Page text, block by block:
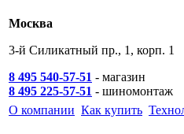
Москва
3-й Силикатный пр., 1, корп. 1
8 495 540-57-51 - магазин
8 495 225-57-51 - шиномонтаж
О компании Как купить